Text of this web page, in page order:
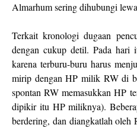
Almarhum sering dihubungi
Terkait kronologi dugaan
dengan cukup detil. Pada hari
karena terburu-buru harus
mirip dengan HP milik RW di
spontan RW memasukkan HP
dipikir itu HP miliknya).
berdering, dan diangkatlah oleh